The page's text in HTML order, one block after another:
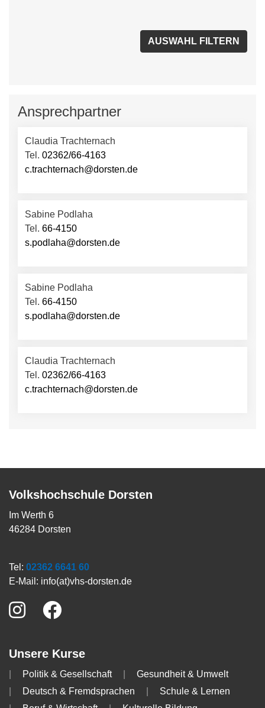
Ansprechpartner
Claudia Trachternach
Tel. 02362/66-4163
c.trachternach@dorsten.de
Sabine Podlaha
Tel. 66-4150
s.podlaha@dorsten.de
Sabine Podlaha
Tel. 66-4150
s.podlaha@dorsten.de
Claudia Trachternach
Tel. 02362/66-4163
c.trachternach@dorsten.de
Volkshochschule Dorsten
Im Werth 6
46284 Dorsten
Tel: 02362 6641 60
E-Mail: info(at)vhs-dorsten.de
Unsere Kurse
Politik & Gesellschaft
Gesundheit & Umwelt
Deutsch & Fremdsprachen
Schule & Lernen